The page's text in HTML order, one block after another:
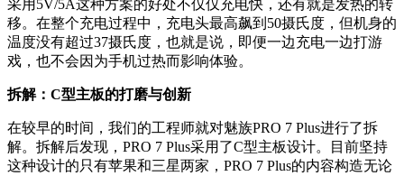
采用5V/5A这种方案的好处不仅仅充电快，还有就是发热的转
移。在整个充电过程中，充电头最高飙到50摄氏度，但机身的
温度没有超过37摄氏度，也就是说，即便一边充电一边打游
戏，也不会因为手机过热而影响体验。
拆解：C型主板的打磨与创新
在较早的时间，我们的工程师就对魅族PRO 7 Plus进行了拆
解。拆解后发现，PRO 7 Plus采用了C型主板设计。目前坚持
这种设计的只有苹果和三星两家，PRO 7 Plus的内容构造无论